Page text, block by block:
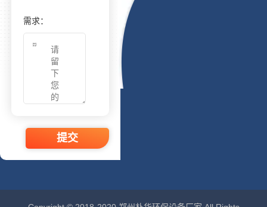
需求：
提交